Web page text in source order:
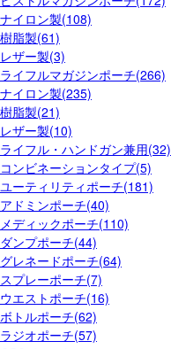
ナイロン製(108)
樹脂製(61)
レザー製(3)
ライフルマガジンポーチ(266)
ナイロン製(235)
樹脂製(21)
レザー製(10)
ライフル・ハンドガン兼用(32)
コンビネーションタイプ(5)
ユーティリティポーチ(181)
アドミンポーチ(40)
メディックポーチ(110)
ダンプポーチ(44)
グレネードポーチ(64)
スプレーポーチ(7)
ウエストポーチ(16)
ボトルポーチ(62)
ラジオポーチ(57)